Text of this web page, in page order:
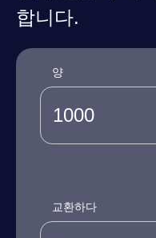
합니다.
양
교환하다